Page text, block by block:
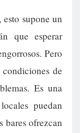
esto supone un
que esperar
Pero
de
Es una
puedan
bares ofrezcan